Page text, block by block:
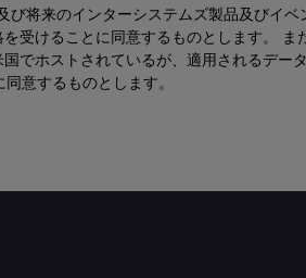
将来のインターシステムズ製品及びイベ
受けることに同意するものとします。 ま
でホストされているが、適用されるデー
意するものとします。